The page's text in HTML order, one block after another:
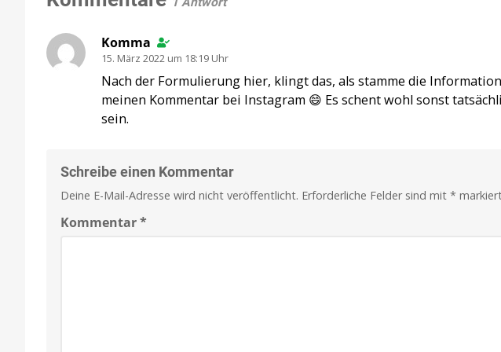
Komma
15. März 2022 um 18:19 Uhr
Nach der Formulierung hier, klingt das, als stamme die
meinen Kommentar bei Instagram 😄 Es schent wohl sonst
sein.
Schreibe einen Kommentar
Deine E-Mail-Adresse wird nicht veröffentlicht. Erforderliche Felder sind mit *
Kommentar*